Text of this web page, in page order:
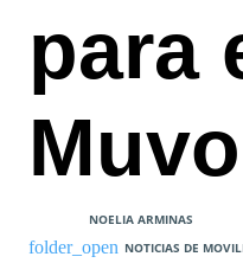
para
NOELIA ARMINAS
NOTICIAS DE